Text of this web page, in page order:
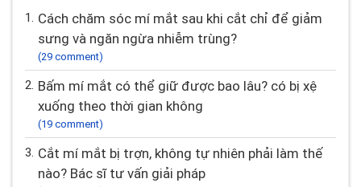
1. Cách chăm sóc mí mắt sau khi cắt chỉ để giảm
sưng và ngăn ngừa nhiễm trùng?
(29 comment)
2. Bấm mí mắt có thể giữ được bao lâu? có bị xệ
xuống theo thời gian không
(19 comment)
3. Cắt mí mắt bị trợn, không tự nhiên phải làm thế
nào? Bác sĩ tư vấn giải pháp